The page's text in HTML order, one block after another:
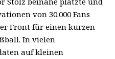
von 30.000 Fans
Front für einen kurzen
In vielen
auf kleinen